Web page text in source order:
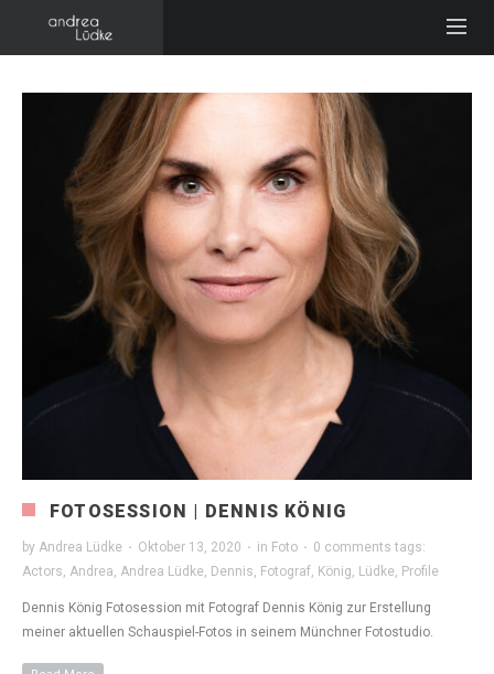
FOTOSESSION | DENNIS KÖNIG
by Andrea Lüdke · Oktober 13, 2020 · in Foto · 0 comments tags:
Actors Andrea Andrea Lüdke Dennis Fotograf König Lüdke Profile
Dennis König Fotosession mit Fotograf Dennis König zur Erstellung
meiner aktuellen Schauspiel-Fotos in seinem Münchner Fotostudio.